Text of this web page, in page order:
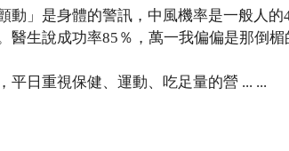
動」是身體的警訊，中風機率是一般人
醫生說成功率85％，萬一我偏偏是那倒楣
平日重視保健、運動、吃足量的營 ... ...